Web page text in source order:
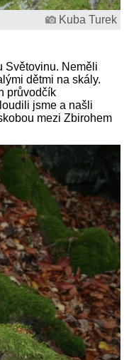
Kuba Turek
Světovinu. Neměli
dětmi na skály.
průvodčík
jsme a našli
mezi Zbirohem